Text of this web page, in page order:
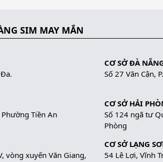
SIM MAY MẮN
CƠ SỞ ĐÀ
Số 27 Văn Cận,
Tiền An
CƠ SỞ HẢI
Số 124 ngã tư
Phòng
vòng xuyến Văn Giang,
CƠ SỞ LẠNG
54 Lê Lợi, Vĩnh